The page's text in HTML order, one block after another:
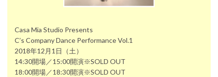
Casa Mia Studio Presents
C’s Company Dance Performance Vol.1
2018年12月1日（土）
14:30開場／15:00開演※SOLD OUT
18:00開場／18:30開演※SOLD OUT